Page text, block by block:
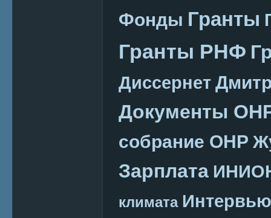
Фонды Гранты
Гранты РНФ
Диссернет
Документы
собрание ОНР
Зарплата
климата Интервью